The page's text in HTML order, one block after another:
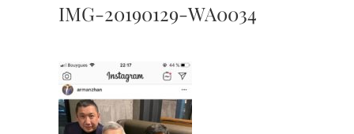
IMG-20190129-WA0034